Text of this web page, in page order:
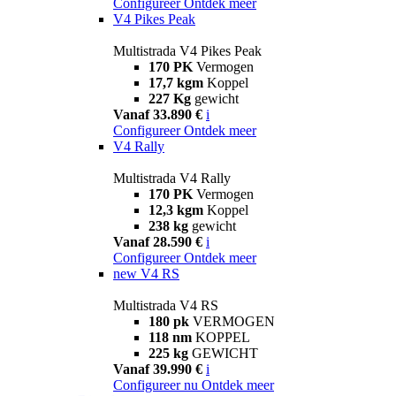
V4 Pikes Peak
Multistrada V4 Pikes Peak
170 PK Vermogen
17,7 kgm Koppel
227 Kg gewicht
Vanaf 33.890 € i
Configureer Ontdek meer
V4 Rally
Multistrada V4 Rally
170 PK Vermogen
12,3 kgm Koppel
238 kg gewicht
Vanaf 28.590 € i
Configureer Ontdek meer
new V4 RS
Multistrada V4 RS
180 pk VERMOGEN
118 nm KOPPEL
225 kg GEWICHT
Vanaf 39.990 € i
Configureer nu Ontdek meer